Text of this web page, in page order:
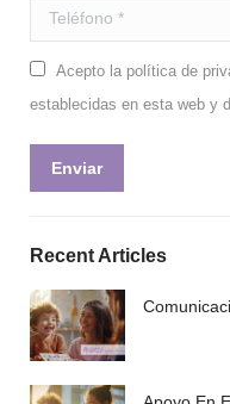
Teléfono *
Acepto la política de
establecidas en esta web y
Enviar
Recent Articles